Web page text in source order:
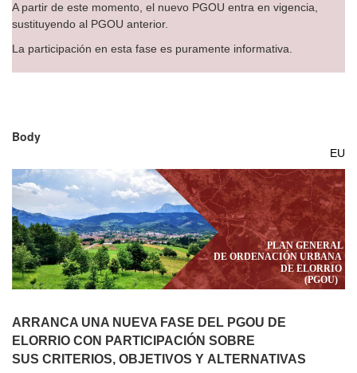
A partir de este momento, el nuevo PGOU entra en vigencia,
sustituyendo al PGOU anterior.
La participación en esta fase es puramente informativa.
Body
EU
ARRANCA UNA NUEVA FASE DEL PGOU DE
ELORRIO CON PARTICIPACIÓN SOBRE
SUS CRITERIOS, OBJETIVOS Y ALTERNATIVAS